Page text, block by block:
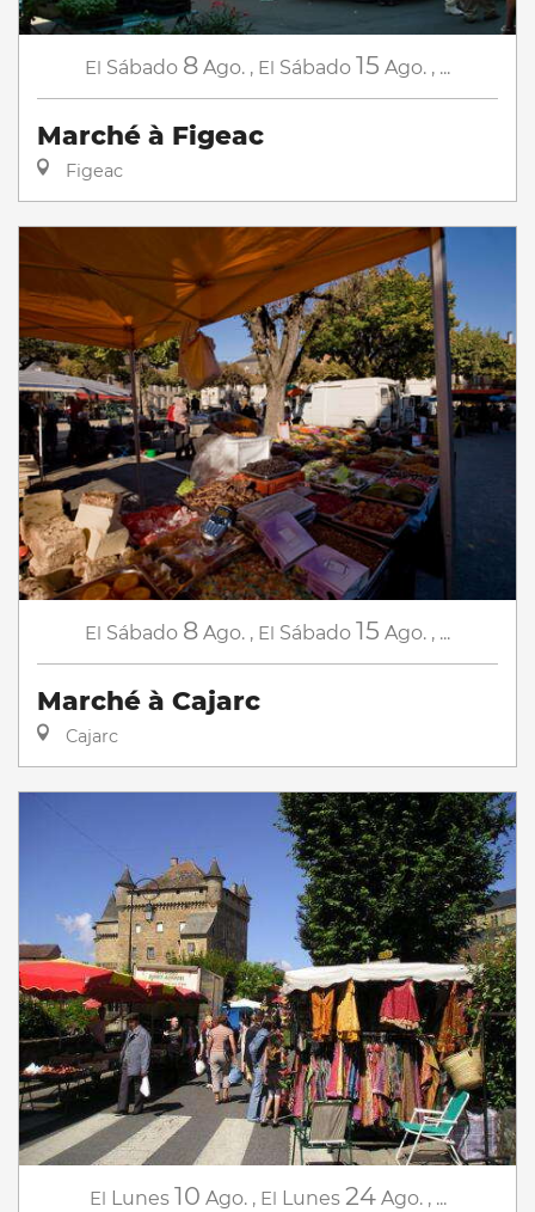
El Sábado 8 Ago. , El Sábado 15 Ago. , ...
Marché à Figeac
Figeac
El Sábado 8 Ago. , El Sábado 15 Ago. , ...
Marché à Cajarc
Cajarc
El Lunes 10 Ago., El Lunes 24 Ago., ...